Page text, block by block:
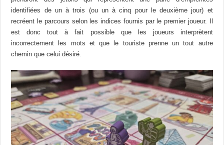
identifiées de un à trois (ou un à cinq pour le deuxième jour) et
recréent le parcours selon les indices fournis par le premier joueur. Il
est donc tout à fait possible que les joueurs interprètent
incorrectement les mots et que le touriste prenne un tout autre
chemin que celui désiré.